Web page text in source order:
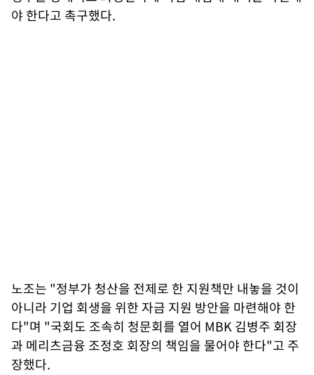
야 한다고 촉구했다.
노조는 "정부가 청산을 전제로 한 지원책만 내놓을 것이
아니라 기업 회생을 위한 자금 지원 방안을 마련해야 한
다"며 "국회도 조속히 청문회를 열어 MBK 김병주 회장
과 메리츠금융 조정호 회장의 책임을 물어야 한다"고 주
장했다.